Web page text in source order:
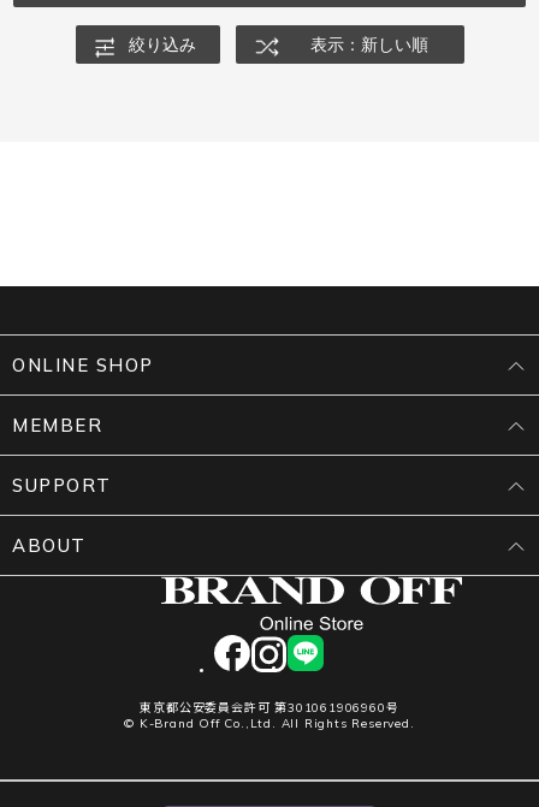
絞り込み 表示：新しい順
facebookinstagram
LINE
東京都公安委員会許可 第301061906960号
© K-Brand Off Co.,Ltd. All Rights Reserved.
ONLINE SHOP
MEMBER
SUPPORT
ABOUT